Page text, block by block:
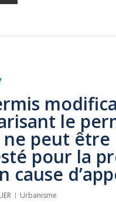
le
peut être
pour la
cause
Urbanisme